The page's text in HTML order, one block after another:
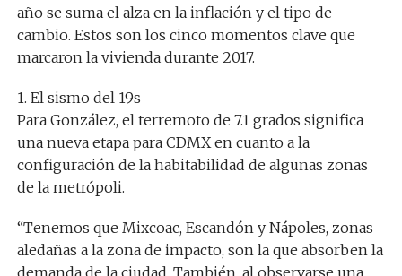
año se suma el alza en la inflación y el tipo de
cambio. Estos son los cinco momentos clave que
marcaron la vivienda durante 2017.
1. El sismo del 19s
Para González, el terremoto de 7.1 grados significa
una nueva etapa para CDMX en cuanto a la
configuración de la habitabilidad de algunas zonas
de la metrópoli.
“Tenemos que Mixcoac, Escandón y Nápoles, zonas
aledañas a la zona de impacto, son la que absorben la
demanda de la ciudad. También, al observarse una